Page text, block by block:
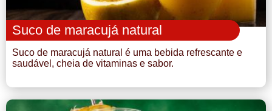
Suco de maracujá natural
Suco de maracujá natural é uma bebida refrescante e
saudável, cheia de vitaminas e sabor.